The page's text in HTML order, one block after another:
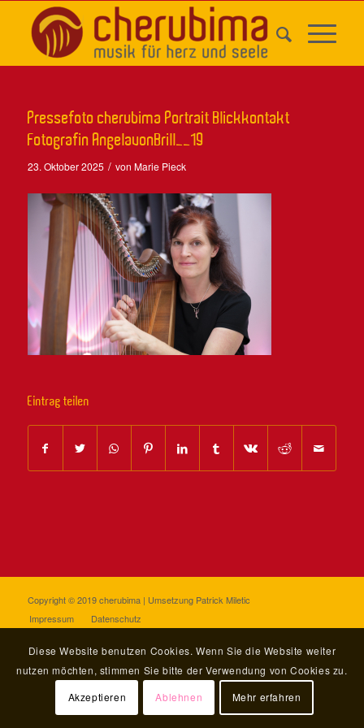
Pressefoto cherubima Portrait Blickkontakt
Fotografin AngelavonBrill__19
23. Oktober 2025 / von Marie Pieck
Eintrag teilen
Copyright © 2019 cherubima | Umsetzung Patrick Miletic
Impressum
Datenschutz
Diese Website benutzen Cookies. Wenn Sie die Website weiter
nutzen möchten, stimmen Sie bitte der Verwendung von Cookies zu.
Akzeptieren
Ablehnen Mehr erfahren